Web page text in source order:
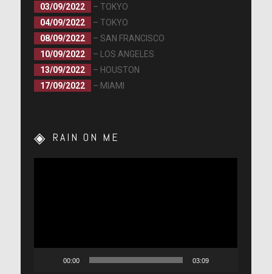
03/09/2022
– TOKYO
04/09/2022
– TOKYO
08/09/2022
– SAN FRANCISCO
10/09/2022
– LOS ANGELES
13/09/2022
– HOUSTON
17/09/2022
– MIAMI
RAIN ON ME
00:00 03:09